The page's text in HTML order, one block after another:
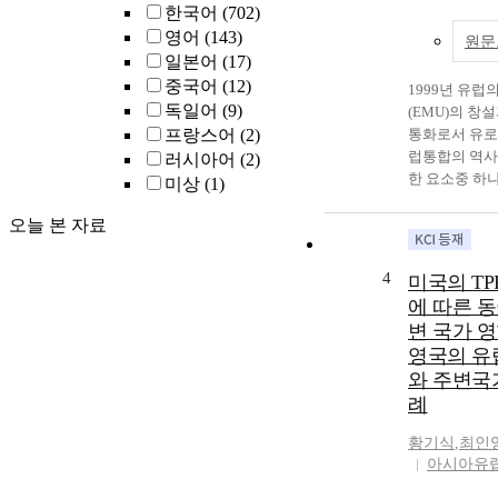
한국어 (702)
영어 (143)
일본어 (17)
중국어 (12)
독일어 (9)
프랑스어 (2)
러시아어 (2)
미상 (1)
오늘 본 자료
앙아시아 진
큰 에너지 및
으며, 소매업
교계 둔간족
에게 주목할
여하고 있다.
the
nations which
status
economy,
military
intensified
growth,
view, Central
the suitable
problems
most proper
demand of
아에 대한 필
타나는 것으
은 아시아인
의 생성에 자
아니라 그 필
식되게 한다.
는 1960년대
되어 정치, 안
력으로까지
에 따라 동아
태동되었다.
르러서 동북
한, 중, 일이
써 동아시아
고 있다. 이것
아의 외환위
나 동아시아
의 주도권 문
원
1999년 유럽
(EMU)의 창
통화로서 유
럽통합의 역
한 요소중 하
화가 주도적
은 영향을 끼
되었다. 특히
은 달러화의
역임 과 동시
장 많은 외환
고 있어, 향후
영향을 끼칠
있다. 이에
4
미국의
에 따른
변 국가
영국의 유
와 주변국
례
황기식 ,최인
아시아유